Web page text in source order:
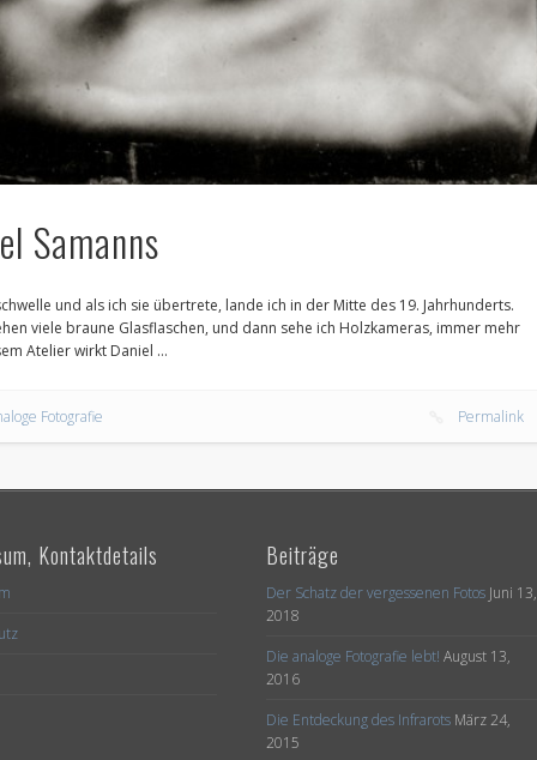
Samanns
und als ich sie übertrete, lande ich in der Mitte des 19. Jahrhunderts.
viele braune Glasflaschen, und dann sehe ich Holzkameras, immer mehr
Atelier wirkt Daniel …
Fotografie Permalink
Kontaktdetails Beiträge
Der Schatz der vergessenen Fotos Juni 13,
2018
Die analoge Fotografie lebt! August 13,
2016
Die Entdeckung des Infrarots März 24,
2015